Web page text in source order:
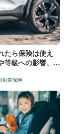
たら保険は使え
等級への影響、防
動車保険